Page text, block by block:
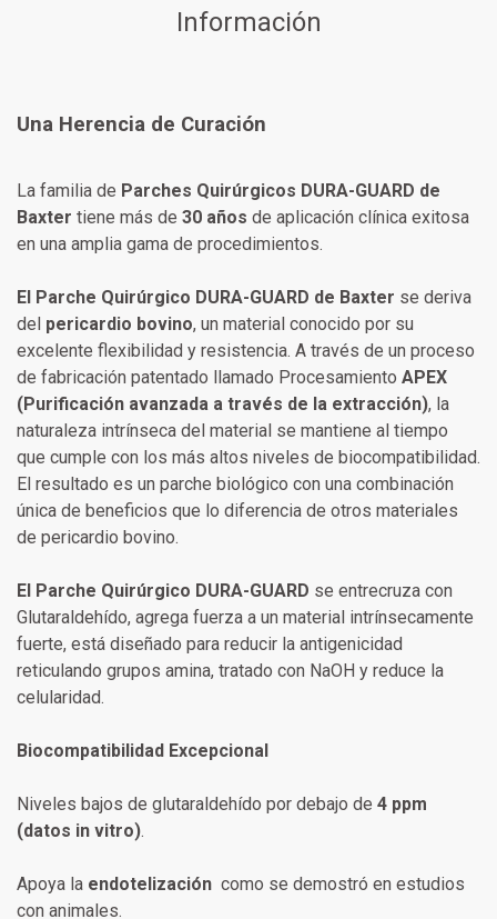
Una Herencia de Curación
La familia de Parches Quirúrgicos DURA-GUARD de
Baxter tiene más de 30 años de aplicación clínica exitosa
en una amplia gama de procedimientos.
El Parche Quirúrgico DURA-GUARD de Baxter se deriva
del pericardio bovino, un material conocido por su
excelente flexibilidad y resistencia. A través de un proceso
de fabricación patentado llamado Procesamiento APEX
(Purificación avanzada a través de la extracción), la
naturaleza intrínseca del material se mantiene al tiempo
que cumple con los más altos niveles de biocompatibilidad.
El resultado es un parche biológico con una combinación
única de beneficios que lo diferencia de otros materiales
de pericardio bovino.
El Parche Quirúrgico DURA-GUARD se entrecruza con
Glutaraldehído, agrega fuerza a un material intrínsecamente
fuerte, está diseñado para reducir la antigenicidad
reticulando grupos amina, tratado con NaOH y reduce la
celularidad.
Biocompatibilidad Excepcional
Niveles bajos de glutaraldehído por debajo de 4 ppm
(datos in vitro).
Apoya la endotelización como se demostró en estudios
con animales.
Información